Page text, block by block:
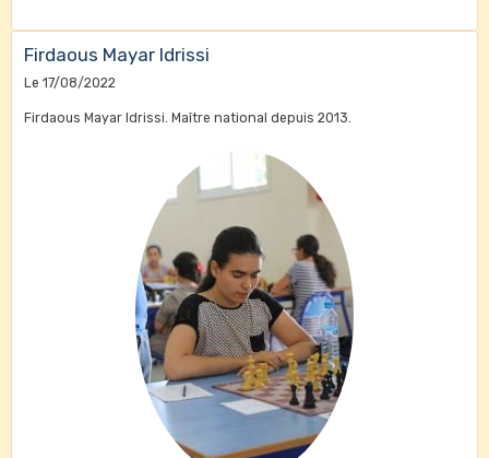
Firdaous Mayar Idrissi
Le 17/08/2022
Firdaous Mayar Idrissi. Maître national depuis 2013.